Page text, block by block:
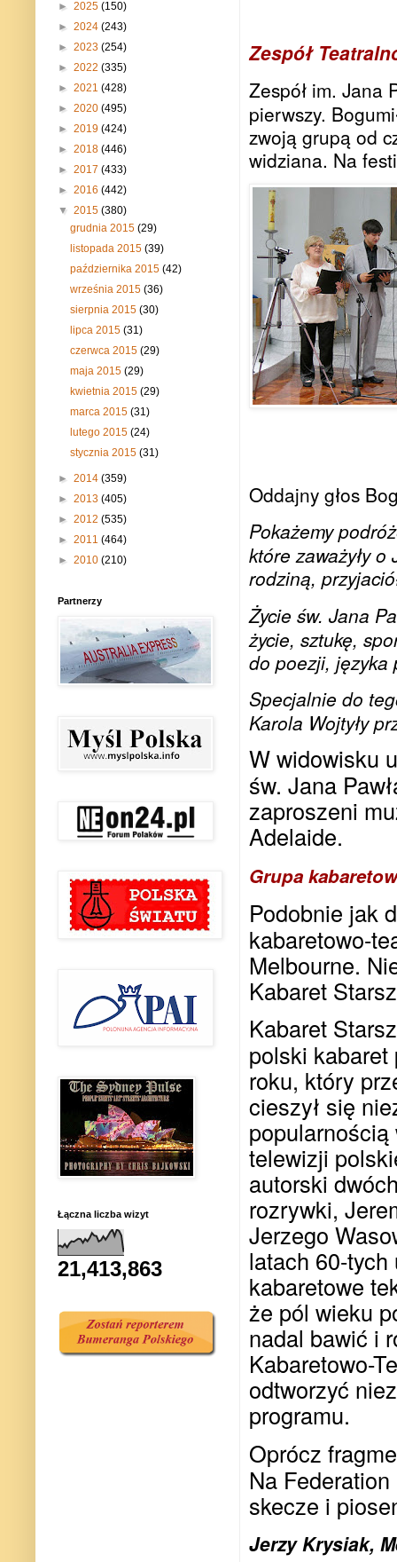
Zespół
Zespół im. Jana
pierwszy.
zwoją grupą od
widziana. Na
Oddajny głos
Pokażemy
które zaważyły
rodziną,
Życie św. Jana
życie, sztukę,
do poezji, języka
Specjalnie do
Karola Wojtyły
W widowisku
św. Jana
zaproszeni
Adelaide.
Grupa
Podobnie jak
kabaretowo-
Melbourne.
Kabaret
Kabaret
polski kabaret
roku, który
cieszył się
telewizji
autorski
rozrywki,
Jerzego
latach 60-tych
kabaretowe
że pól wieku
nadal bawić i
Kabaretowo-
odtworzyć
programu.
Oprócz
Na
skecze i
Jerzy Krysiak,
► 2025 (150)
► 2024 (243)
► 2023 (254)
► 2022 (335)
► 2021 (428)
► 2020 (495)
► 2019 (424)
► 2018 (446)
► 2017 (433)
► 2016 (442)
▼ 2015 (380)
grudnia 2015(29)
listopada 2015(39)
października 2015(42)
września 2015(36)
sierpnia 2015(30)
lipca 2015(31)
czerwca 2015(29)
maja 2015(29)
kwietnia 2015(29)
marca 2015(31)
lutego 2015(24)
stycznia 2015(31)
► 2014 (359)
► 2013 (405)
► 2012 (535)
► 2011 (464)
► 2010 (210)
Partnerzy
Łączna liczba wizyt
21,413,863